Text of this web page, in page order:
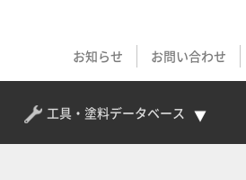
お知らせ
お問い合わせ
工具・塗料データベース